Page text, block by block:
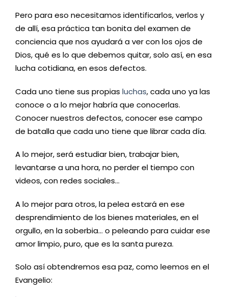
Pero para eso necesitamos identificarlos, verlos y
de allí, esa práctica tan bonita del examen de
conciencia que nos ayudará a ver con los ojos de
Dios, qué es lo que debemos quitar, solo así, en esa
lucha cotidiana, en esos defectos.
Cada uno tiene sus propias luchas, cada uno ya las
conoce o a lo mejor habría que conocerlas.
Conocer nuestros defectos, conocer ese campo
de batalla que cada uno tiene que librar cada día.
A lo mejor, será estudiar bien, trabajar bien,
levantarse a una hora, no perder el tiempo con
videos, con redes sociales…
A lo mejor para otros, la pelea estará en ese
desprendimiento de los bienes materiales, en el
orgullo, en la soberbia… o peleando para cuidar ese
amor limpio, puro, que es la santa pureza.
Solo así obtendremos esa paz, como leemos en el
Evangelio: